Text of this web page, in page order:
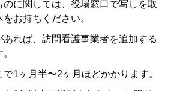
のに関しては、役場窓口で写しを取
お持ちください。
あれば、訪問看護事業者を追加する
1ヶ月半〜2ヶ月ほどかかります。